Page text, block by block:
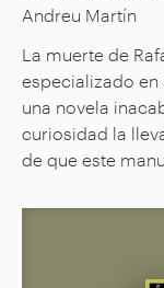
Andreu Martín
La muerte de
especializado en
una novela
curiosidad la
de que este